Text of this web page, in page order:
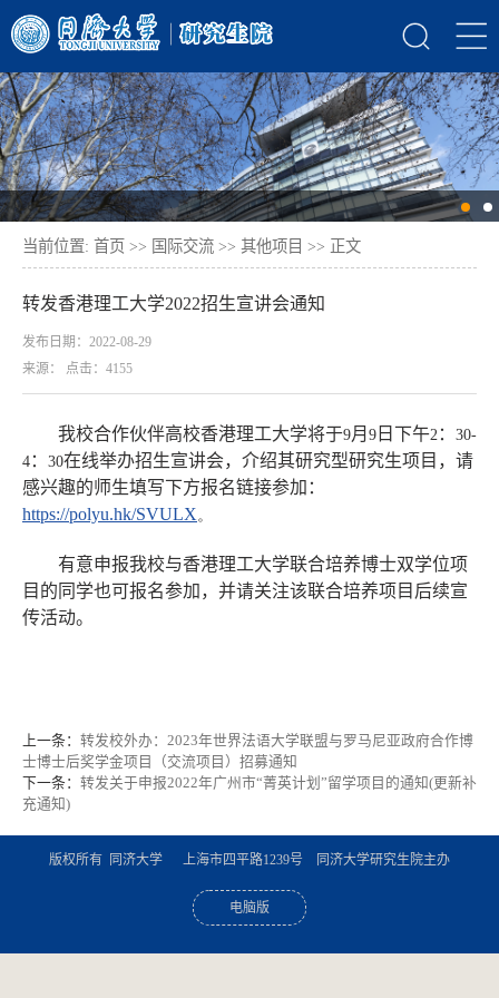
当前位置: 首页 >> 国际交流 >> 其他项目 >> 正文
转发香港理工大学2022招生宣讲会通知
发布日期：2022-08-29
来源： 点击： 4155
我校合作伙伴高校香港理工大学将于9月 9 日下午2 ： 30-
4 ： 30在线举办招生宣讲会，介绍其研究型研究生项目，请
感兴趣的师生填写下方报名链接参加：
https://polyu.hk/SVULX。
有意申报我校与香港理工大学联合培养博士双学位项
目的同学也可报名参加，并请关注该联合培养项目后续宣
传活动。
上一条： 转发校外办：2023年世界法语大学联盟与罗马尼亚政府合作博
士博士后奖学金项目（交流项目）招募通知
下一条： 转发关于申报2022年广州市“菁英计划”留学项目的通知(更新补
充通知)
版权所有 同济大学 上海市四平路1239号 同济大学研究生院主办
电脑版